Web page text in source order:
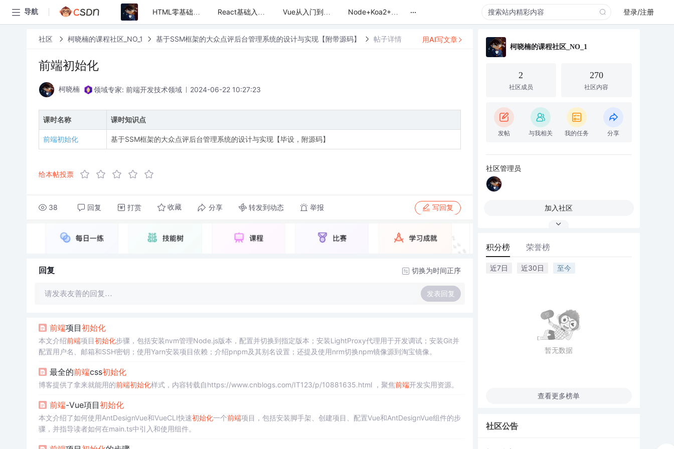
导航 HTML零基础入门+百度搜索案例 React基础入门+综合案例 Vue从入门到项目实战训练营 Node+Koa2+ElementUI打造简书后台管理系统 ... 登录/注册
社区 柯晓楠的课程社区_NO_1 基于SSM框架的大众点评后台管理系统的设计与实现【附带源码】 帖子详情
前端初始化
柯晓楠 领域专家: 前端开发技术领域 2024-06-22 10:27:23
课时名称 课时知识点
前端初始化 基于SSM框架的大众点评后台管理系统的设计与实现【毕设，附源码】
给本帖投票
38 回复 打赏 收藏 分享 转发到动态 举报 写回复
用AI写文章
回复 切换为时间正序
请发表友善的回复… 发表回复
前端项目初始化
本文介绍前端项目初始化步骤，包括安装nvm管理Node.js版本，配置并切换到指定版本；安装LightProxy代理用于开发调试；安装Git并
配置用户名、邮箱和SSH密钥；使用Yarn安装项目依赖；介绍pnpm及其别名设置；还提及使用nrm切换npm镜像源到淘宝镜像。
最全的前端css初始化
博客提供了拿来就能用的前端初始化样式，内容转载自https://www.cnblogs.com/IT123/p/10881635.html ，聚焦前端开发实用资源。
前端-Vue項目初始化
本文介绍了如何使用AntDesignVue和VueCLI快速初始化一个前端项目，包括安装脚手架、创建项目、配置Vue和AntDesignVue组件的步
骤，并指导读者如何在main.ts中引入和使用组件。
柯晓楠的课程社区_NO_1
2
社区成员
270
社区内容
发帖 与我相关 我的任务 分享
社区管理员
加入社区
积分榜 荣誉榜
近7日 近30日 至今
暂无数据
查看更多榜单
社区公告